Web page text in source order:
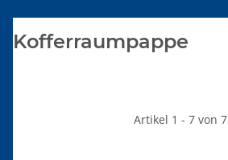
Kofferraumpappe
Artikel 1 - 7 von 7